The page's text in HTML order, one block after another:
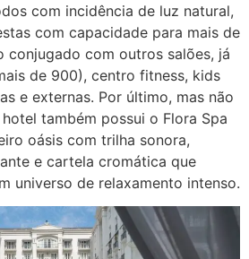
com incidência de luz natural,
com capacidade para mais de
conjugado com outros salões, já
de 900), centro fitness, kids
e externas. Por último, mas não
também possui o Flora Spa
oásis com trilha sonora,
e cartela cromática que
universo de relaxamento intenso.